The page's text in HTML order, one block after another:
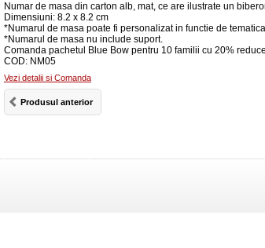
Numar de masa din carton alb, mat, ce are ilustrate un
Dimensiuni: 8.2 x 8.2 cm
*Numarul de masa poate fi personalizat in functie de
*Numarul de masa nu include suport.
Comanda pachetul Blue Bow pentru 10 familii cu 20%
COD: NM05
Vezi detalii si Comanda
Produsul anterior